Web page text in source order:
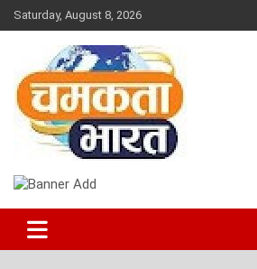
Skip
to
Saturday, August 8, 2026
CHAMAKTA BHARAT